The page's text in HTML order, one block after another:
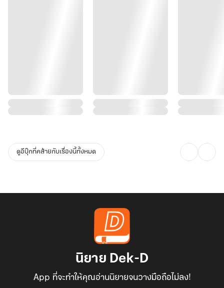
ดูอีบุ๊กที่คล้ายกับเรื่องนี้ทั้งหมด
นิยาย Dek-D
App ที่จะทำให้คุณอ่านนิยายจนวางมือถือไม่ลง!